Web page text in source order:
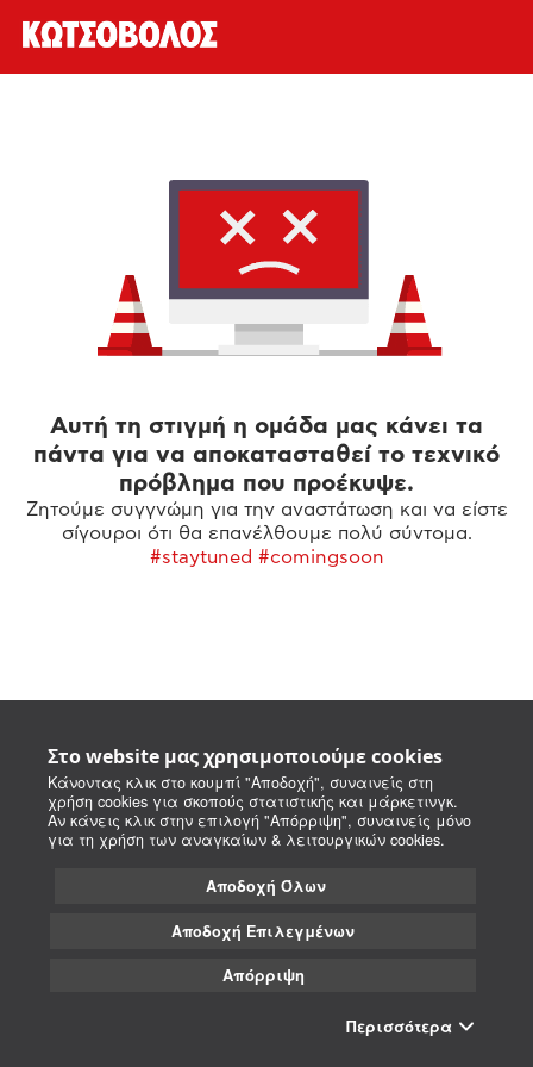
Στο website μας χρησιμοποιούμε cookies
Κάνοντας κλικ στο κουμπί "Αποδοχή", συναινείς στη
χρήση cookies για σκοπούς στατιστικής και μάρκετινγκ.
Αν κάνεις κλικ στην επιλογή "Απόρριψη", συναινείς μόνο
για τη χρήση των αναγκαίων & λειτουργικών cookies.
Αποδοχή Όλων
Αποδοχή Επιλεγμένων
Απόρριψη
Περισσότερα
Αυτή τη στιγμή η ομάδα μας κάνει τα
πάντα για να αποκατασταθεί το τεχνικό
πρόβλημα που προέκυψε.
Ζητούμε συγγνώμη για την αναστάτωση και να είστε
σίγουροι ότι θα επανέλθουμε πολύ σύντομα.
#staytuned #comingsoon